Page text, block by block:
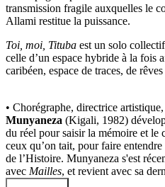
transmission fragile auxquelles le
Allami restitue la puissance.
Toi, moi, Tituba est un solo
celle d’un espace hybride à la fois
caribéen, espace de traces, de
• Chorégraphe, directrice
Munyaneza (Kigali, 1982)
du réel pour saisir la mémoire et le
ceux qu’on tait, pour faire
de l’Histoire. Munyaneza s'est
avec Mailles, et revient avec sa